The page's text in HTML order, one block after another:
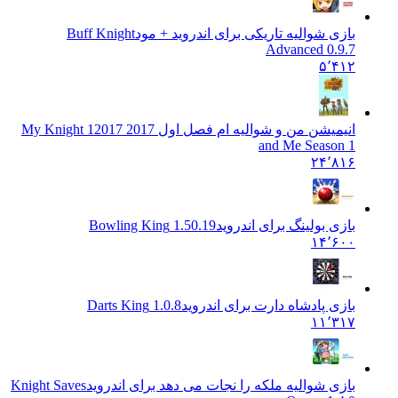
بازی شوالیه تاریکی برای اندروید + مودBuff Knight
Advanced 0.9.7
انیمیشن من و شوالیه ام فصل اول 2017 1
2017 My Knight
and Me Season 1
۲۴٬۸۱۶
بازی بولینگ برای اندروید 1.50.19 Bowling King
۱۴٬۶۰۰
بازی پادشاه دارت برای اندروید 1.0.8 Darts King
۱۱٬۳۱۷
بازی شوالیه ملکه را نجات می دهد برای اندروید Knight Saves